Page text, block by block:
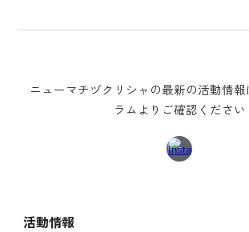
ニューマチヅクリシャの最新の活動情
ラムよりご確認ください
活動情報